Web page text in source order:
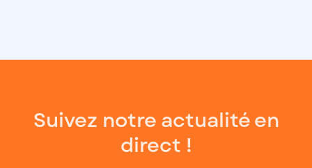
Suivez notre actualité en
direct !